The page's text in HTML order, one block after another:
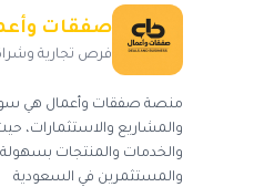
صفقات
فرص تجارية
منصة صفقات وأعمال هي
والمشاريع والاستثمارات،
والخدمات والمنتجات بسهولة
والمستثمرين في السعودية